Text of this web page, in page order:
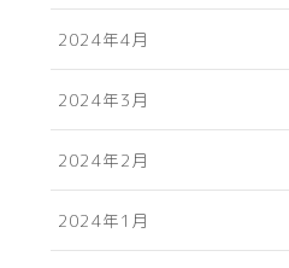
2024年4月
2024年3月
2024年2月
2024年1月